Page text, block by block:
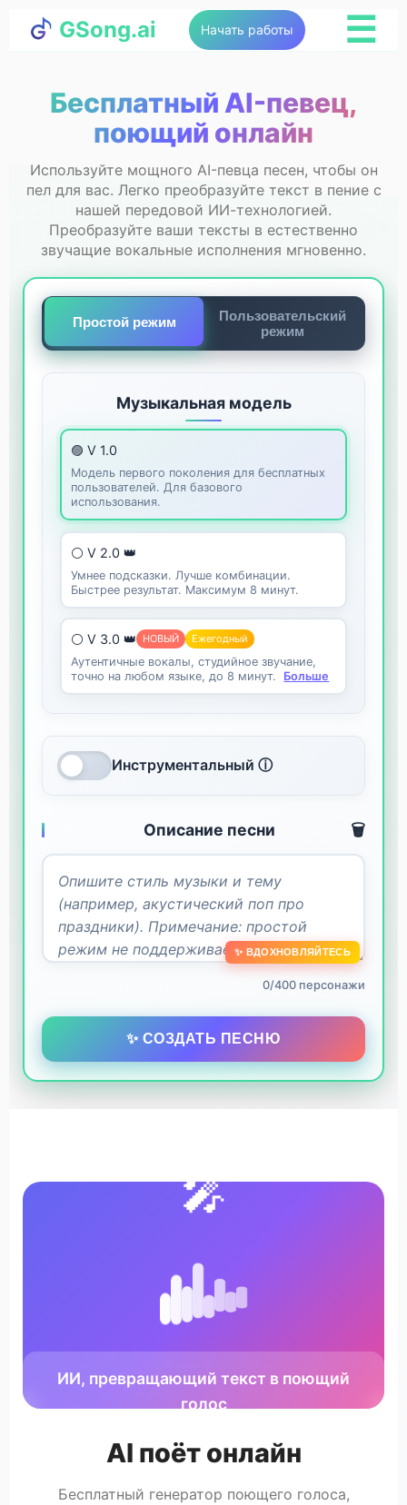
GSong.ai Начать работы ☰
Бесплатный AI-певец,
поющий онлайн
Используйте мощного AI-певца песен, чтобы он
пел для вас. Легко преобразуйте текст в пение с
нашей передовой ИИ-технологией.
Преобразуйте ваши тексты в естественно
звучащие вокальные исполнения мгновенно.
Простой режим
Пользовательский
режим
Музыкальная модель
🟣 V 1.0
Модель первого поколения для бесплатных
пользователей. Для базового
использования.
⚪ V 2.0 👑
Умнее подсказки. Лучше комбинации.
Быстрее результат. Максимум 8 минут.
⚪ V 3.0 👑 НОВЫЙ Ежегодный
Аутентичные вокалы, студийное звучание,
точно на любом языке, до 8 минут.
Больше
Инструментальный ⓘ
Описание песни 🗑️
✨ ВДОХНОВЛЯЙТЕСЬ
0/400 персонажи
✨ СОЗДАТЬ ПЕСНЮ
AI поёт онлайн
Бесплатный генератор поющего голоса,
🎤
ИИ, превращающий текст в поющий
голос